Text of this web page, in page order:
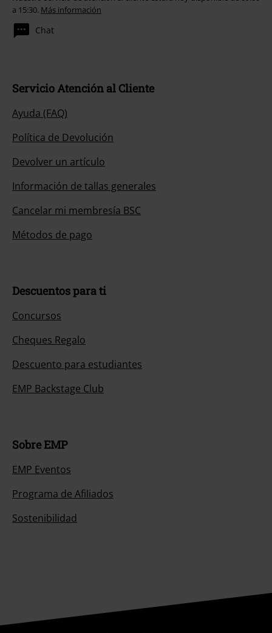
a 15:30. Más información
Chat
Servicio Atención al Cliente
Ayuda (FAQ)
Política de Devolución
Devolver un artículo
Información de tallas generales
Cancelar mi membresía BSC
Métodos de pago
Descuentos para ti
Concursos
Cheques Regalo
Descuento para estudiantes
EMP Backstage Club
Sobre EMP
EMP Eventos
Programa de Afiliados
Sostenibilidad